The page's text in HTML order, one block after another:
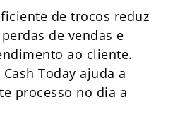
de trocos reduz
de vendas e
ao cliente.
Today ajuda a
processo no dia a